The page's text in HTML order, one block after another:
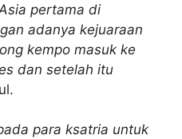
pertama di
adanya kejuaraan
kempo masuk ke
dan setelah itu
para ksatria untuk